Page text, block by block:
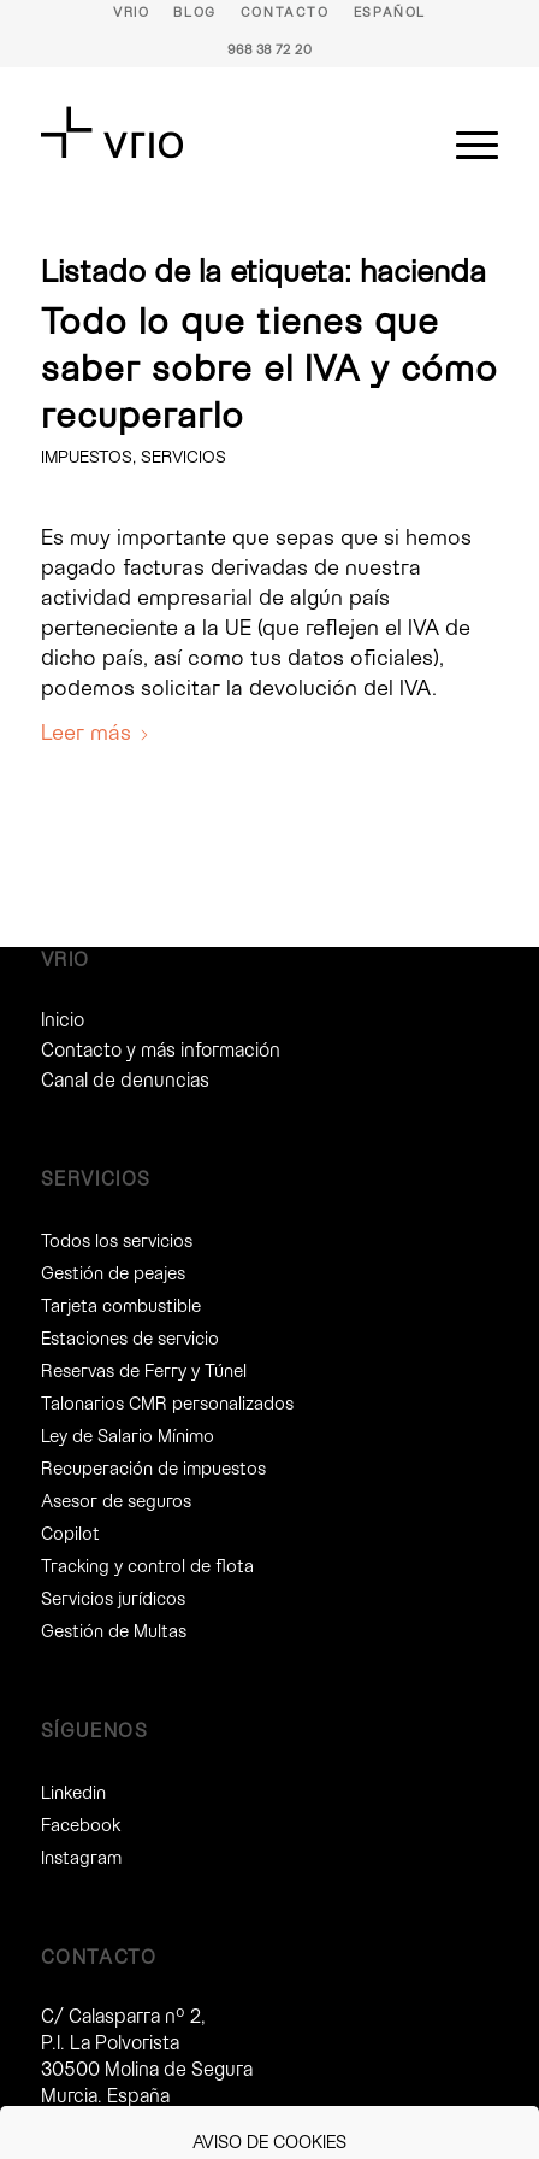
AVISO DE COOKIES
VRIO BLOG CONTACTO ESPAÑOL
968 38 72 20
Listado de la etiqueta: hacienda
Todo lo que tienes que
saber sobre el IVA y cómo
recuperarlo
IMPUESTOS, SERVICIOS
Es muy importante que sepas que si hemos
pagado facturas derivadas de nuestra
actividad empresarial de algún país
perteneciente a la UE (que reflejen el IVA de
dicho país, así como tus datos oficiales),
podemos solicitar la devolución del IVA.
Leer más
VRIO
Inicio
Contacto y más información
Canal de denuncias
SERVICIOS
Todos los servicios
Gestión de peajes
Tarjeta combustible
Estaciones de servicio
Reservas de Ferry y Túnel
Talonarios CMR personalizados
Ley de Salario Mínimo
Recuperación de impuestos
Asesor de seguros
Copilot
Tracking y control de flota
Servicios jurídicos
Gestión de Multas
SÍGUENOS
Linkedin
Facebook
Instagram
CONTACTO
C/ Calasparra nº 2,
P.I. La Polvorista
30500 Molina de Segura
Murcia. España
Horario de atención al cliente: